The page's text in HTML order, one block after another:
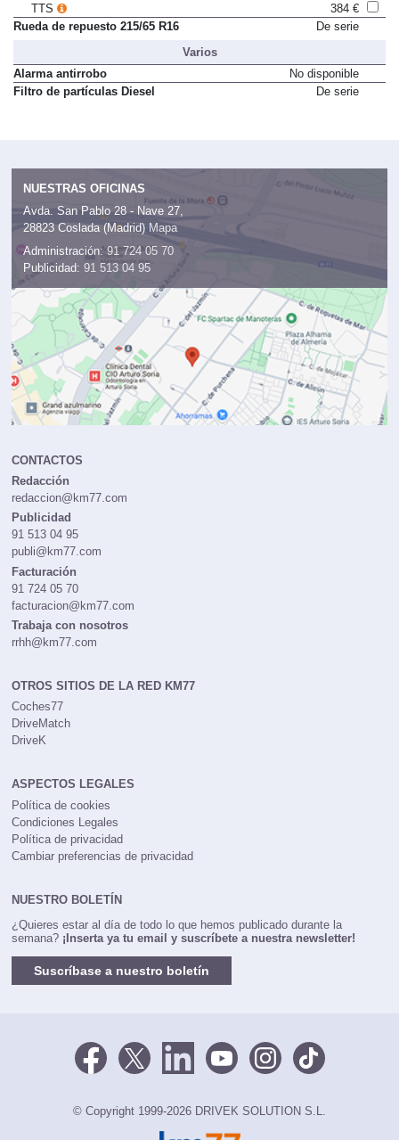
TTS
384 €
Rueda de repuesto 215/65 R16
De serie
Varios
Alarma antirrobo
No disponible
Filtro de partículas Diesel
De serie
NUESTRAS OFICINAS
Avda. San Pablo 28 - Nave 27,
28823 Coslada (Madrid) Mapa
Administración: 91 724 05 70
Publicidad: 91 513 04 95
CONTACTOS
Redacción
redaccion@km77.com
Publicidad
91 513 04 95
publi@km77.com
Facturación
91 724 05 70
facturacion@km77.com
Trabaja con nosotros
rrhh@km77.com
OTROS SITIOS DE LA RED KM77
Coches77
DriveMatch
DriveK
ASPECTOS LEGALES
Política de cookies
Condiciones Legales
Política de privacidad
Cambiar preferencias de privacidad
NUESTRO BOLETÍN
¿Quieres estar al día de todo lo que hemos publicado durante la
semana? ¡Inserta ya tu email y suscríbete a nuestra newsletter!
Suscríbase a nuestro boletín
© Copyright 1999-2026 DRIVEK SOLUTION S.L.